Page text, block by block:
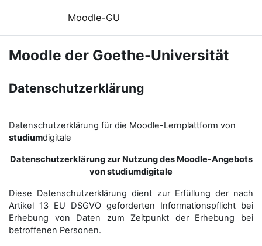
Moodle-GU
Moodle der Goethe-Universität
Datenschutzerklärung
Datenschutzerklärung für die Moodle-Lernplattform von
studiumdigitale
Datenschutzerklärung zur Nutzung des Moodle-Angebots
von studiumdigitale
Diese Datenschutzerklärung dient zur Erfüllung der nach
Artikel 13 EU DSGVO geforderten Informationspflicht bei
Erhebung von Daten zum Zeitpunkt der Erhebung bei
betroffenen Personen.